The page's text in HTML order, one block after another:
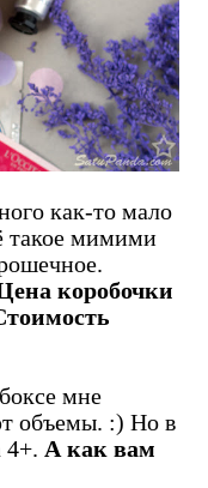
как-то мало
такое мимими
коробочки
мне
объемы. :) Но в
4+. А как вам